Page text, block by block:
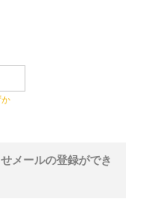
か
メールの登録ができ